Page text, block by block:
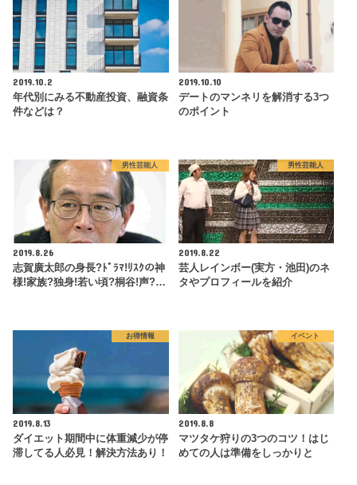
2019.10.2
年代別にみる不動産投資、融資条
件などは？
2019.10.10
デートのマンネリを解消する3つ
のポイント
男性芸能人
2019.8.26
志賀廣太郎の身長?ﾄﾞﾗﾏ!ﾘｽｸの神
様!家族?独身!若い頃?桐谷!声?…
男性芸能人
2019.8.22
芸人レインボー(実方・池田)のネ
タやプロフィールを紹介
お得情報
2019.8.13
ダイエット期間中に体重減少が停
滞してる人必見！解決方法あり！
イベント
2019.8.8
マツタケ狩りの3つのコツ！はじ
めての人は準備をしっかりと